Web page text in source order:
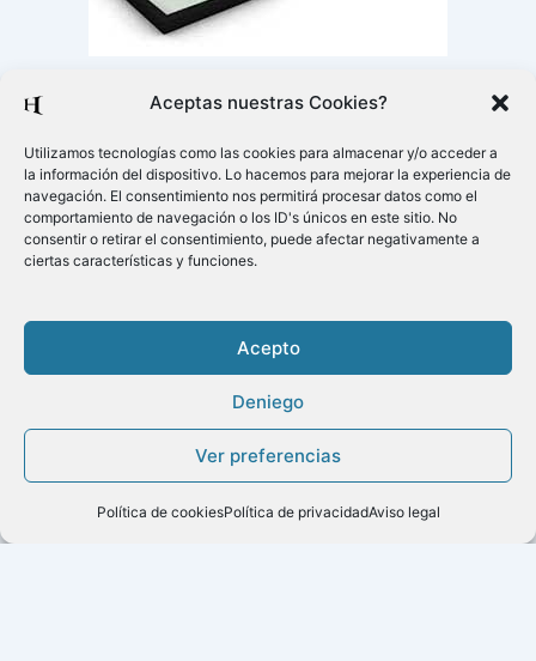
Aceptas nuestras Cookies?
Utilizamos tecnologías como las cookies para almacenar y/o acceder a
la información del dispositivo. Lo hacemos para mejorar la experiencia de
navegación. El consentimiento nos permitirá procesar datos como el
comportamiento de navegación o los ID's únicos en este sitio. No
consentir o retirar el consentimiento, puede afectar negativamente a
ciertas características y funciones.
Acepto
Deniego
Ver preferencias
Política de cookiesPolítica de privacidadAviso legal
Copyright ©2020
Menú